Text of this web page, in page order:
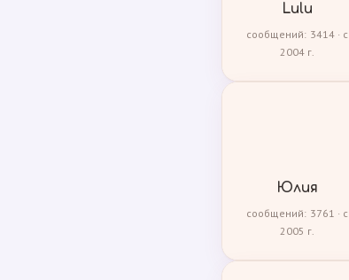
Lulu
сообщений: 3414 · с
2004 г.
Юлия
сообщений: 3761 · с
2005 г.